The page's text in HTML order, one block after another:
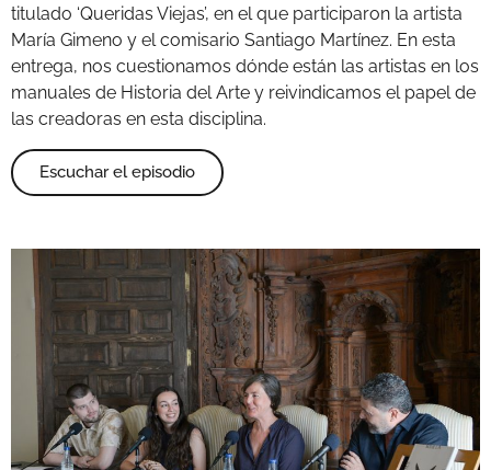
titulado ‘Queridas Viejas’, en el que participaron la artista
María Gimeno y el comisario Santiago Martínez. En esta
entrega, nos cuestionamos dónde están las artistas en los
manuales de Historia del Arte y reivindicamos el papel de
las creadoras en esta disciplina.
Escuchar el episodio